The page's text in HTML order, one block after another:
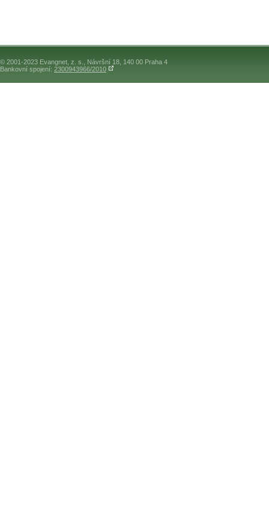
© 2001-2023 Evangnet, z. s., Návršní 18, 140 00 Praha 4
Bankovní spojení: 2300943966/2010